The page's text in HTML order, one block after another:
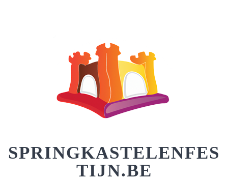
SPRINGKASTELENFES
TIJN.BE